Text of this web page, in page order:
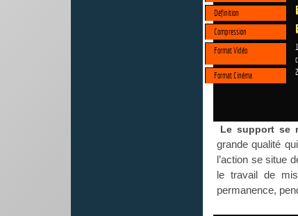
Définition
Compression
Format Vidéo
Format Cinéma
Le support se
grande qualité
l’action se situe
le travail de
permanence,